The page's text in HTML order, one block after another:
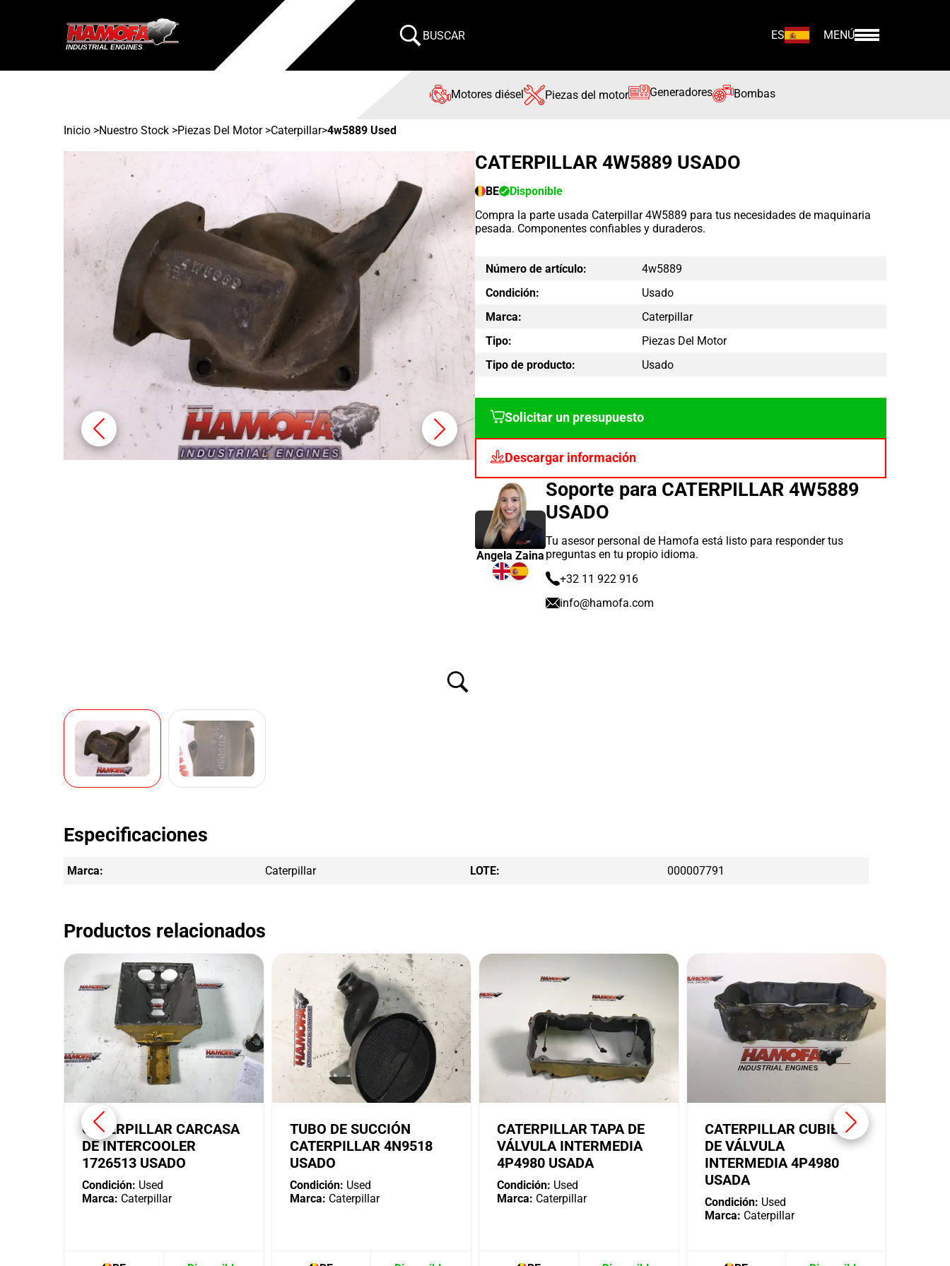
BUSCAR ES MENÚ
Motores diésel Piezas del motor Generadores Bombas
Inicio >Nuestro Stock >Piezas Del Motor >Caterpillar>4w5889 Used
CATERPILLAR 4W5889 USADO
BE
Disponible
Compra la parte usada Caterpillar 4W5889 para tus necesidades de maquinaria
pesada. Componentes confiables y duraderos.
Número de artículo:
4w5889
Condición:
Usado
Marca:
Caterpillar
Tipo:
Piezas Del Motor
Tipo de producto:
Usado
Solicitar un presupuesto
Descargar información
Soporte para CATERPILLAR 4W5889
USADO
Tu asesor personal de Hamofa está listo para responder tus
preguntas en tu propio idioma.
+32 11 922 916
info@hamofa.com
Angela Zaina
Especificaciones
Marca: Caterpillar LOTE: 000007791
Productos relacionados
CATERPILLAR CARCASA
DE INTERCOOLER
1726513 USADO
Condición: Used
Marca: Caterpillar
TUBO DE SUCCIÓN
CATERPILLAR 4N9518
USADO
Condición: Used
Marca: Caterpillar
CATERPILLAR TAPA DE
VÁLVULA INTERMEDIA
4P4980 USADA
Condición: Used
Marca: Caterpillar
CATERPILLAR CUBIERTA
DE VÁLVULA
INTERMEDIA 4P4980
USADA
Condición: Used
Marca: Caterpillar